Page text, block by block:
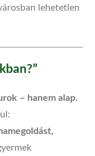
lehetetlen
– hanem alap.